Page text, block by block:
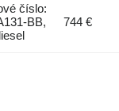
číslo:
BB,
744 €